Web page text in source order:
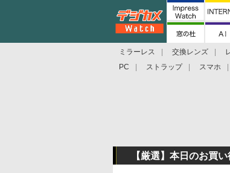
ミラーレス 交換レンズ
PC
ストラップ スマホ
【厳選】本日のお買